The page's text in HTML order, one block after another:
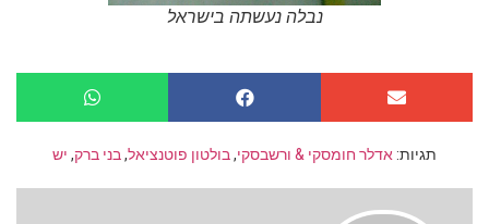
נבלה נעשתה בישראל
תגיות: אדלר חומסקי & ורשבסקי,בולטון פוטנציאל,בני ברק, יש